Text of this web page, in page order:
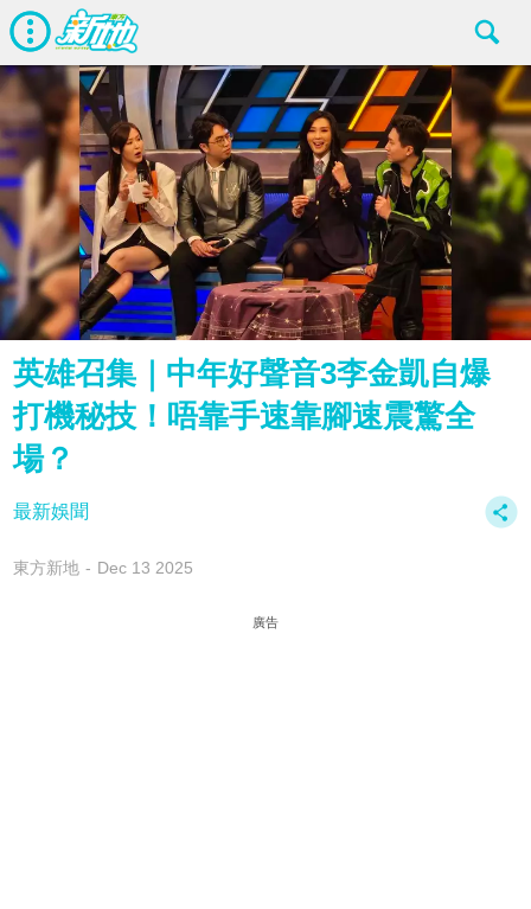
英雄召集｜中年好聲音3李金凱自爆
打機秘技！唔靠手速靠腳速震驚全
場？
最新娛聞
東方新地 Dec 13 2025
廣告